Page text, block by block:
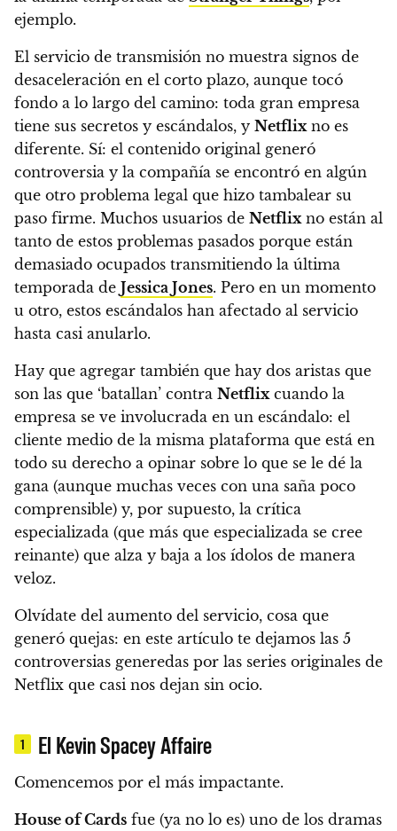
ejemplo.
El servicio de transmisión no muestra signos de
desaceleración en el corto plazo, aunque tocó
fondo a lo largo del camino: toda gran empresa
tiene sus secretos y escándalos, y Netflix no es
diferente. Sí: el contenido original generó
controversia y la compañía se encontró en algún
que otro problema legal que hizo tambalear su
paso firme. Muchos usuarios de Netflix no están al
tanto de estos problemas pasados ​​porque están
demasiado ocupados transmitiendo la última
temporada de Jessica Jones. Pero en un momento
u otro, estos escándalos han afectado al servicio
hasta casi anularlo.
Hay que agregar también que hay dos aristas que
son las que ‘batallan’ contra Netflix cuando la
empresa se ve involucrada en un escándalo: el
cliente medio de la misma plataforma que está en
todo su derecho a opinar sobre lo que se le dé la
gana (aunque muchas veces con una saña poco
comprensible) y, por supuesto, la crítica
especializada (que más que especializada se cree
reinante) que alza y baja a los ídolos de manera
veloz.
Olvídate del aumento del servicio, cosa que
generó quejas: en este artículo te dejamos las 5
controversias generedas por las series originales de
Netflix que casi nos dejan sin ocio.
1 El Kevin Spacey Affaire
Comencemos por el más impactante.
House of Cards fue (ya no lo es) uno de los dramas